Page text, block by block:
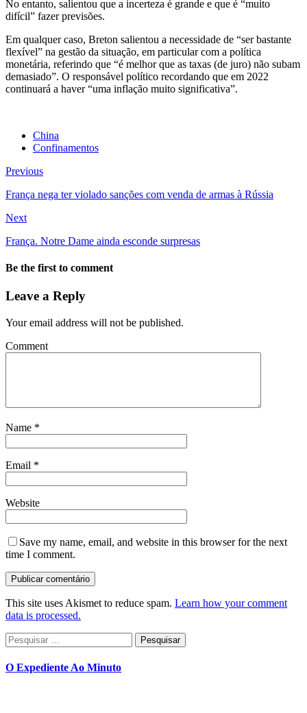
No entanto, salientou que a incerteza é grande e que é “muito
difícil” fazer previsões.
Em qualquer caso, Breton salientou a necessidade de “ser bastante
flexível” na gestão da situação, em particular com a política
monetária, referindo que “é melhor que as taxas (de juro) não subam
demasiado”. O responsável político recordando que em 2022
continuará a haver “uma inflação muito significativa”.
China
Confinamentos
Previous
França nega ter violado sanções com venda de armas à Rússia
Next
França. Notre Dame ainda esconde surpresas
Be the first to comment
Leave a Reply
Your email address will not be published.
Comment
Name *
Email *
Website
Save my name, email, and website in this browser for the next
time I comment.
This site uses Akismet to reduce spam. Learn how your comment
data is processed.
Pesquisar
por:
O Expediente Ao Minuto